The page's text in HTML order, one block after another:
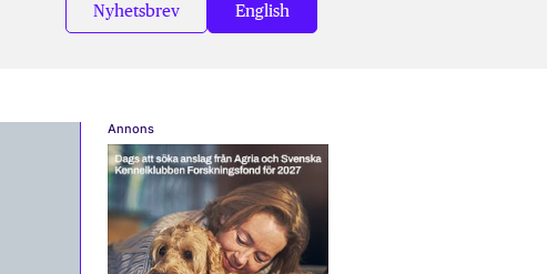
Nyhetsbrev English
Annons